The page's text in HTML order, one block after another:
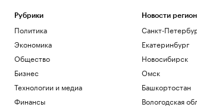
Рубрики
Политика
Экономика
Общество
Бизнес
Технологии и медиа
Финансы
Новости
Санкт-
Екатеринбург
Новосибирск
Омск
Башкортостан
Вологодская